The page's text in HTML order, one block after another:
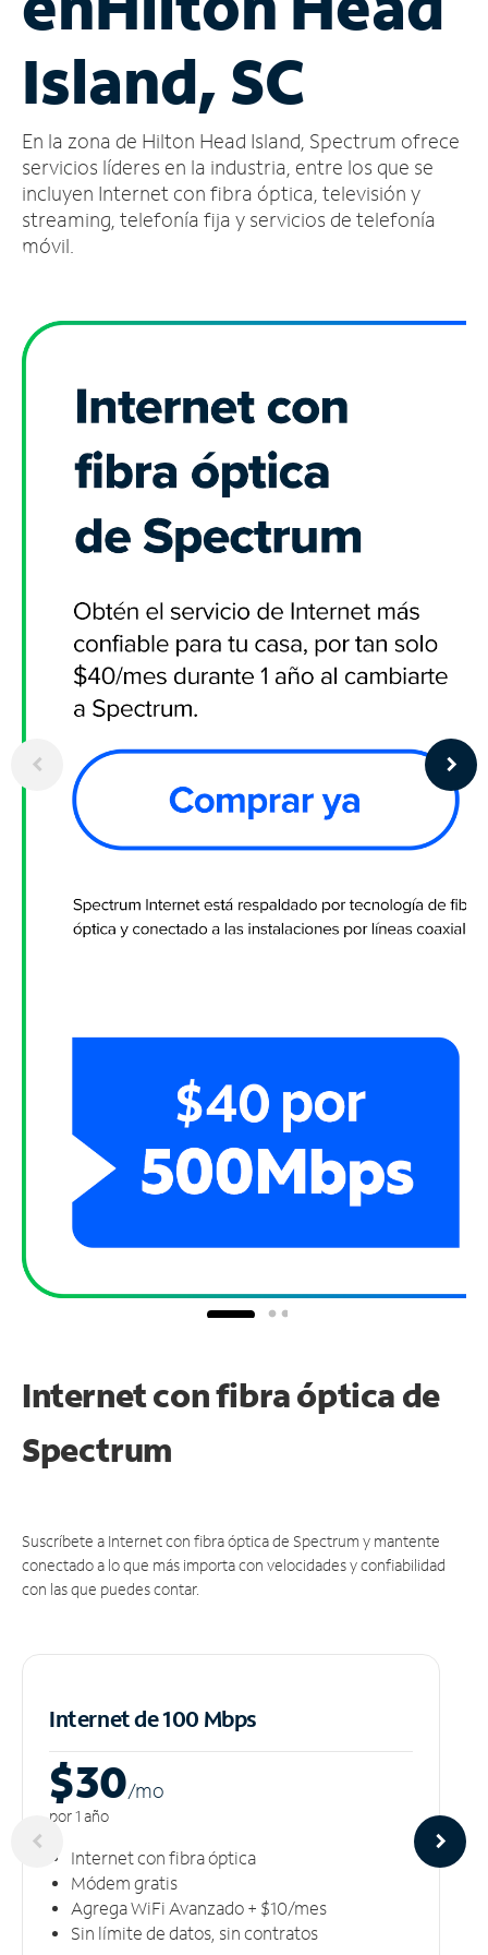
cuenta
Encuentra
tienda
Island, SC
En la zona de Hilton Head Island, Spectrum ofrece
servicios líderes en la industria, entre los que se
incluyen Internet con fibra óptica, televisión y
streaming, telefonía fija y servicios de telefonía
móvil.
Internet con fibra óptica de
Spectrum
Suscríbete a Internet con fibra óptica de Spectrum y mantente
conectado a lo que más importa con velocidades y confiabilidad
con las que puedes contar.
Internet de 100 Mbps
$30/mo
por 1 año
Internet con fibra óptica
Módem gratis
Agrega WiFi Avanzado + $10/mes
Sin límite de datos, sin contratos